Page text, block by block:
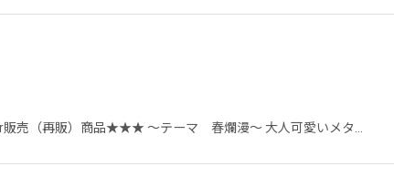
売（再販）商品★★★ 〜テーマ 春爛漫〜 大人可愛いメタ…